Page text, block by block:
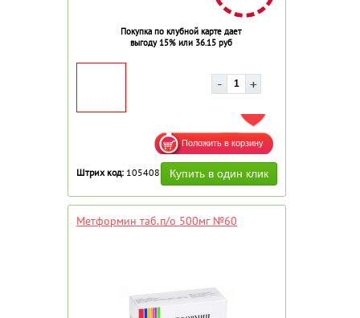
Покупка по клубной карте дает
выгоду 15% или 36.15 руб
ДОБАВИТЬ В ИЗБРАННОЕ
Штрих код: 105408
Метформин таб.п/о 500мг №60